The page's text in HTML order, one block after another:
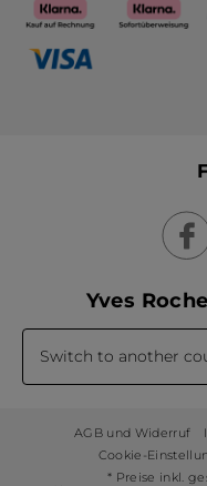
Yves
Switch to another
AGB und Widerruf
Cookie-
* Preise inkl.